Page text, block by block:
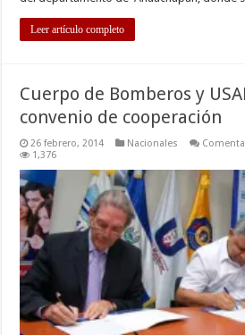
Leer artículo completo
Cuerpo de Bomberos y
convenio de cooperación
26 febrero, 2014 Nacionales
1,376